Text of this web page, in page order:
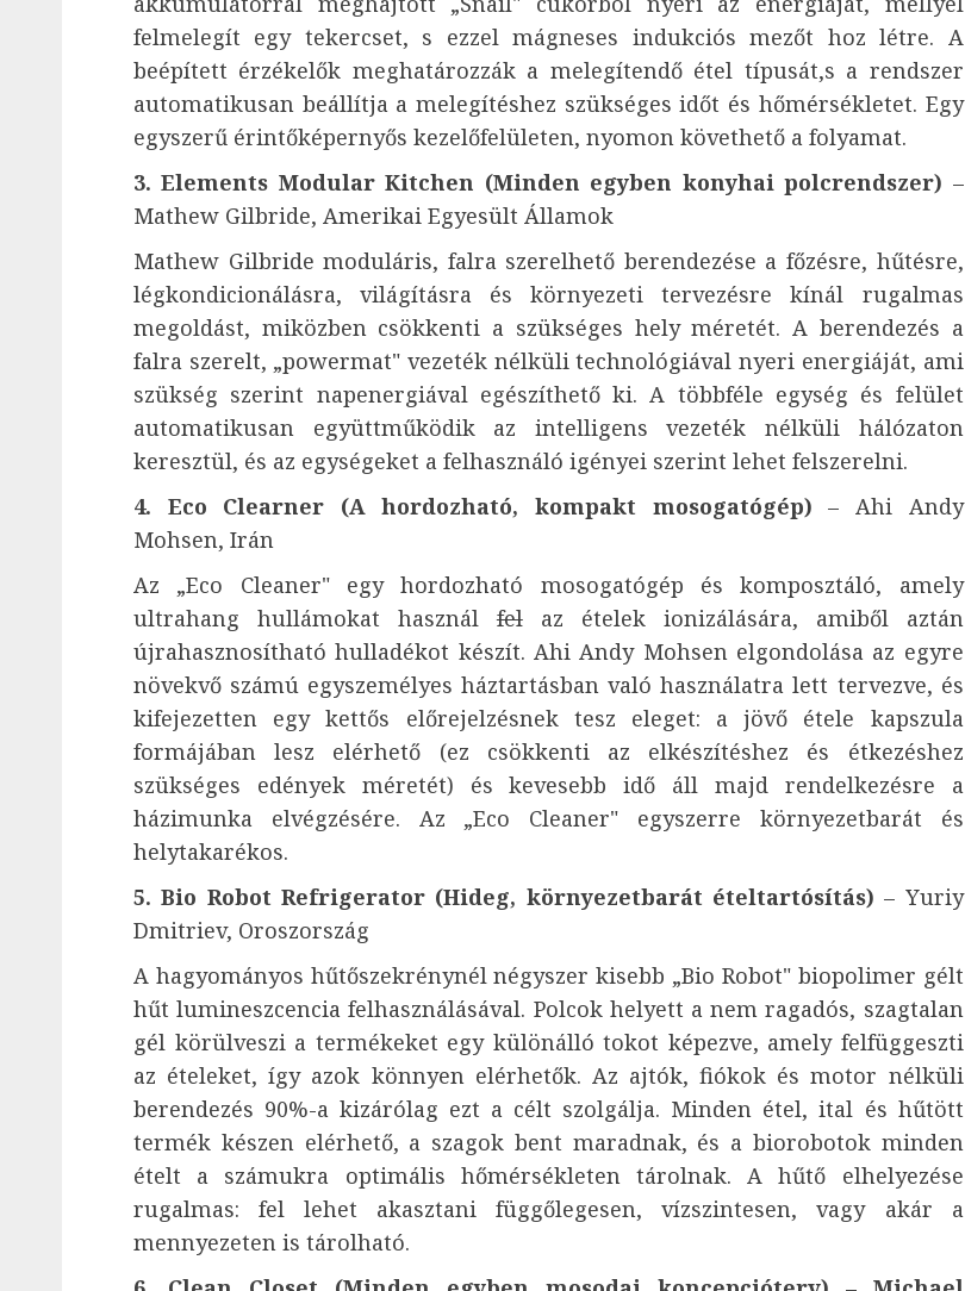
felmelegít egy tekercset, s ezzel mágneses indukciós mezőt hoz létre. A
beépített érzékelők meghatározzák a melegítendő étel típusát,s a rendszer
automatikusan beállítja a melegítéshez szükséges időt és hőmérsékletet. Egy
egyszerű érintőképernyős kezelőfelületen, nyomon követhető a folyamat.
3. Elements Modular Kitchen (Minden egyben konyhai polcrendszer) –
Mathew Gilbride, Amerikai Egyesült Államok
Mathew Gilbride moduláris, falra szerelhető berendezése a főzésre, hűtésre,
légkondicionálásra, világításra és környezeti tervezésre kínál rugalmas
megoldást, miközben csökkenti a szükséges hely méretét. A berendezés a
falra szerelt, „powermat" vezeték nélküli technológiával nyeri energiáját, ami
szükség szerint napenergiával egészíthető ki. A többféle egység és felület
automatikusan együttműködik az intelligens vezeték nélküli hálózaton
keresztül, és az egységeket a felhasználó igényei szerint lehet felszerelni.
4. Eco Clearner (A hordozható, kompakt mosogatógép) – Ahi Andy
Mohsen, Irán
Az „Eco Cleaner" egy hordozható mosogatógép és komposztáló, amely
ultrahang hullámokat használfelaz ételek ionizálására, amiből aztán
újrahasznosítható hulladékot készít. Ahi Andy Mohsen elgondolása az egyre
növekvő számú egyszemélyes háztartásban való használatra lett tervezve, és
kifejezetten egy kettős előrejelzésnek tesz eleget: a jövő étele kapszula
formájában lesz elérhető (ez csökkenti az elkészítéshez és étkezéshez
szükséges edények méretét) és kevesebb idő áll majd rendelkezésre a
házimunka elvégzésére. Az „Eco Cleaner" egyszerre környezetbarát és
helytakarékos.
5. Bio Robot Refrigerator (Hideg, környezetbarát ételtartósítás) – Yuriy
Dmitriev, Oroszország
A hagyományos hűtőszekrénynél négyszer kisebb „Bio Robot" biopolimer gélt
hűt lumineszcencia felhasználásával. Polcok helyett a nem ragadós, szagtalan
gél körülveszi a termékeket egy különálló tokot képezve, amely felfüggeszti
az ételeket, így azok könnyen elérhetők. Az ajtók, fiókok és motor nélküli
berendezés 90%-a kizárólag ezt a célt szolgálja. Minden étel, ital és hűtött
termék készen elérhető, a szagok bent maradnak, és a biorobotok minden
ételt a számukra optimális hőmérsékleten tárolnak. A hűtő elhelyezése
rugalmas: fel lehet akasztani függőlegesen, vízszintesen, vagy akár a
mennyezeten is tárolható.